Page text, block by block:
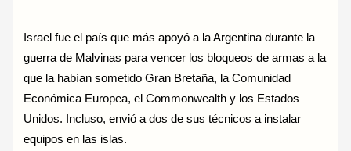
Israel fue el país que más apoyó a la Argentina durante la
guerra de Malvinas para vencer los bloqueos de armas a la
que la habían sometido Gran Bretaña, la Comunidad
Económica Europea, el Commonwealth y los Estados
Unidos. Incluso, envió a dos de sus técnicos a instalar
equipos en las islas.